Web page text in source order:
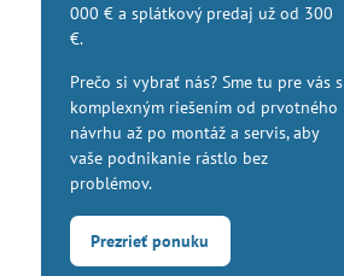
000 € a splátkový predaj už od 300
€.
Prečo si vybrať nás? Sme tu pre vás s
komplexným riešením od prvotného
návrhu až po montáž a servis, aby
vaše podnikanie rástlo bez
problémov.
Prezrieť ponuku